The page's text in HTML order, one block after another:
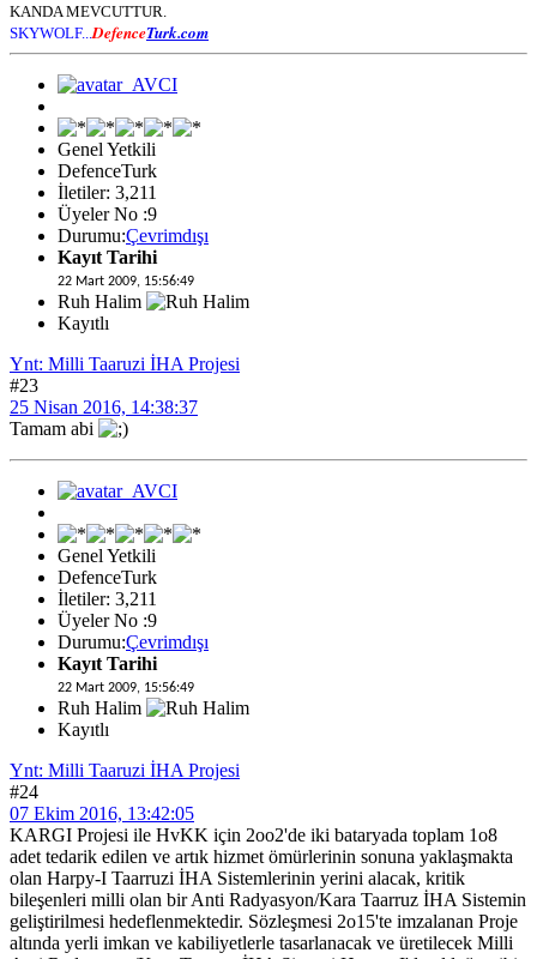
KANDA MEVCUTTUR.
SKYWOLF... DefenceTurk.com
Genel Yetkili
DefenceTurk
İletiler: 3,211
Üyeler No :9
Durumu:Çevrimdışı
Kayıt Tarihi
22 Mart 2009, 15:56:49
Ruh Halim
Kayıtlı
Ynt: Milli Taaruzi İHA Projesi
#23
25 Nisan 2016, 14:38:37
Tamam abi
Genel Yetkili
DefenceTurk
İletiler: 3,211
Üyeler No :9
Durumu:Çevrimdışı
Kayıt Tarihi
22 Mart 2009, 15:56:49
Ruh Halim
Kayıtlı
Ynt: Milli Taaruzi İHA Projesi
#24
07 Ekim 2016, 13:42:05
KARGI Projesi ile HvKK için 2oo2'de iki bataryada toplam 1o8
adet tedarik edilen ve artık hizmet ömürlerinin sonuna yaklaşmakta
olan Harpy-I Taarruzi İHA Sistemlerinin yerini alacak, kritik
bileşenleri milli olan bir Anti Radyasyon/Kara Taarruz İHA Sistemin
geliştirilmesi hedeflenmektedir. Sözleşmesi 2o15'te imzalanan Proje
altında yerli imkan ve kabiliyetlerle tasarlanacak ve üretilecek Milli